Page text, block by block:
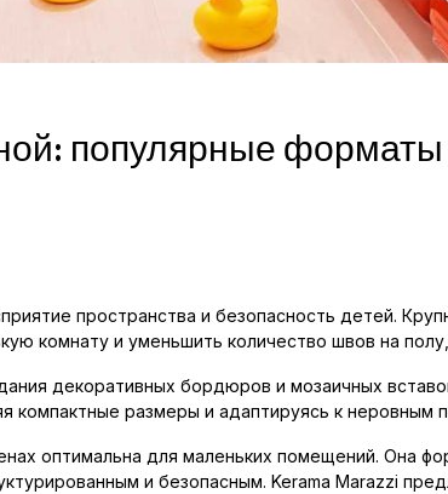
популярные
пространства и безопасность детей.
комнату и уменьшить количество швов на
декоративных бордюров и мозаичных
компактные размеры и адаптируясь к неровным
оптимальна для маленьких помещений. Она
и безопасным. Kerama Marazzi